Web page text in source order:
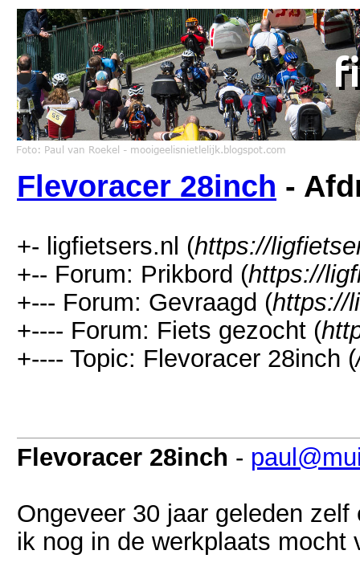
Flevoracer 28inch -
+- ligfietsers.nl (https://
+-- Forum: Prikbord (https://
+--- Forum: Gevraagd (https://
+---- Forum: Fiets gezocht (
+---- Topic: Flevoracer 28inch (
Flevoracer 28inch -
Ongeveer 30 jaar geleden
ik nog in de werkplaats mocht